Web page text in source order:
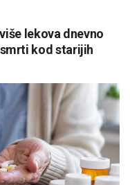
lekova dnevno
kod starijih